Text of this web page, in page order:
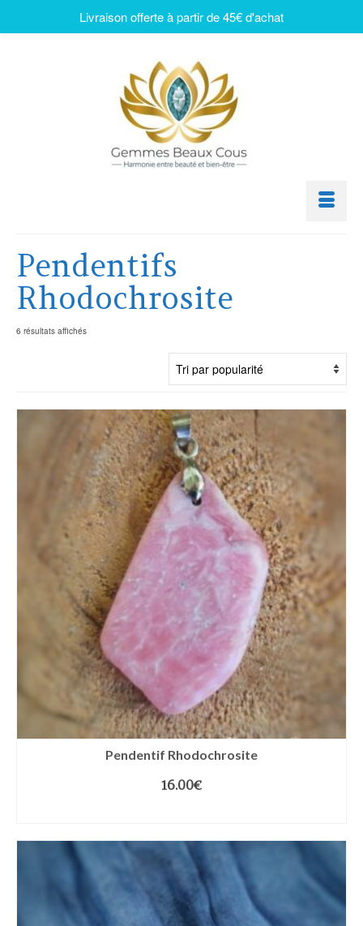
Pendentifs
Rhodochrosite
6 résultats affichés
Pendentif Rhodochrosite
16.00€
Livraison offerte à partir de 45€ d'achat